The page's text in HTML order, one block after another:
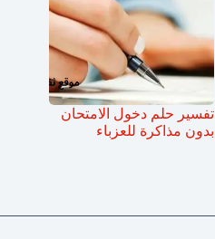
تفسير حلم دخول الامتحان
بدون مذاكرة للعزباء